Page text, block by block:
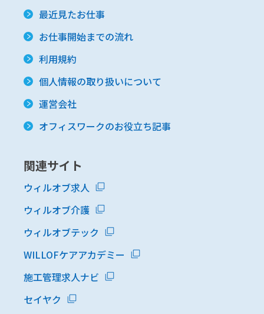
最近見たお仕事
お仕事開始までの流れ
利用規約
個人情報の取り扱いについて
運営会社
オフィスワークのお役立ち記事
関連サイト
ウィルオブ求人
ウィルオブ介護
ウィルオブテック
WILLOFケアアカデミー
施工管理求人ナビ
セイヤク